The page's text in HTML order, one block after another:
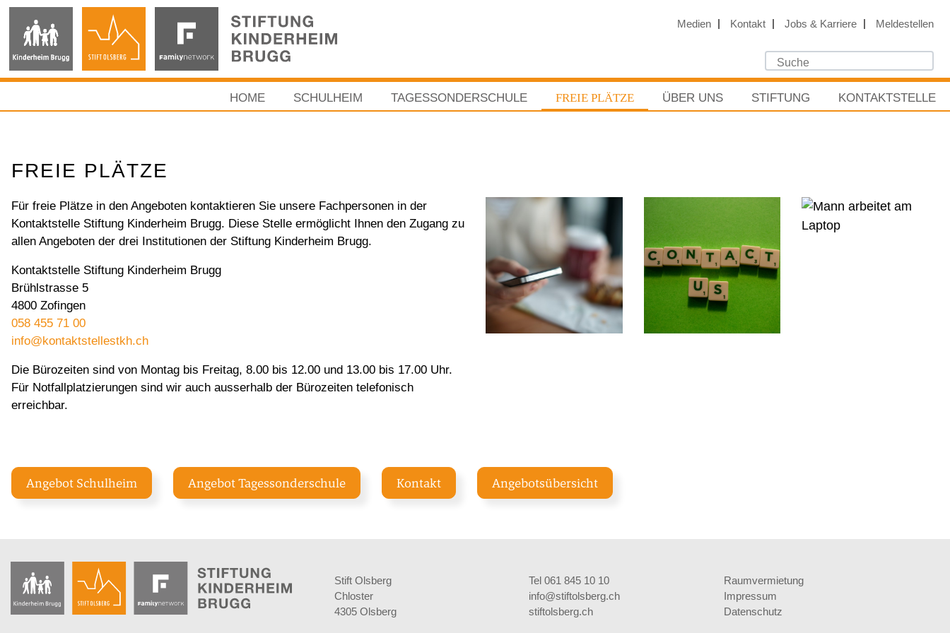
Medien Kontakt Jobs & Karriere Meldestellen
KONTAKTSTELLE
STIFTUNG
ÜBER UNS
FREIE PLÄTZE
TAGESSONDERSCHULE
SCHULHEIM
HOME
FREIE PLÄTZE
Für freie Plätze in den Angeboten kontaktieren Sie unsere Fachpersonen in der
Kontaktstelle Stiftung Kinderheim Brugg. Diese Stelle ermöglicht Ihnen den Zugang zu
allen Angeboten der drei Institutionen der Stiftung Kinderheim Brugg.
Kontaktstelle Stiftung Kinderheim Brugg
Brühlstrasse 5
4800 Zofingen
058 455 71 00
info@kontaktstellestkh.ch
Die Bürozeiten sind von Montag bis Freitag, 8.00 bis 12.00 und 13.00 bis 17.00 Uhr.
Für Notfallplatzierungen sind wir auch ausserhalb der Bürozeiten telefonisch
erreichbar.
Angebot Schulheim Angebot Tagessonderschule Kontakt Angebotsübersicht
Stift Olsberg
Chloster
4305 Olsberg
Tel 061 845 10 10
info@stiftolsberg.ch
stiftolsberg.ch
Raumvermietung
Impressum
Datenschutz